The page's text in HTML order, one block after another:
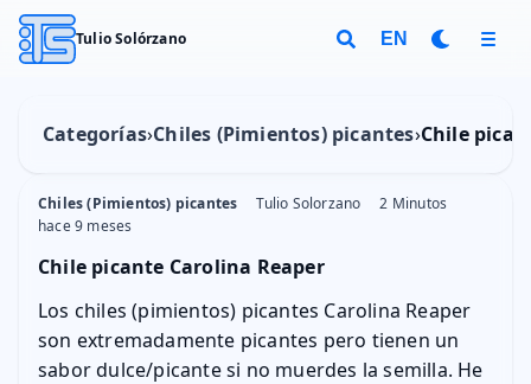
Tulio Solórzano EN
Categorías Chiles (Pimientos) picantes Chile
Chiles (Pimientos) picantes Tulio Solorzano
2 Minutos
hace 9 meses
Chile picante Carolina Reaper
Los chiles (pimientos) picantes Carolina Reaper
son extremadamente picantes pero tienen un
sabor dulce/picante si no muerdes la semilla. He